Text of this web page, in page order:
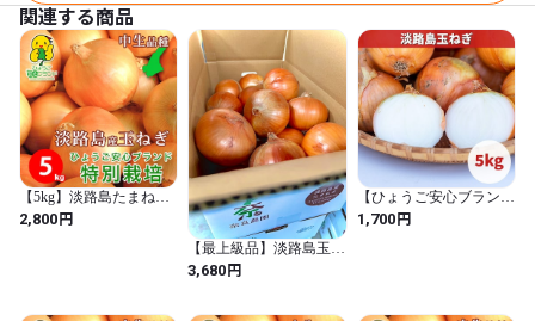
関連する商品
【5kg】淡路島たまねぎ
ひょうご安心ブランド
特別栽培 中生品種 晩生
2,800円
【最上級品】淡路島玉ね
ぎ（中生ターザン）10kg
サイズ色々 秀品
3,680円
【ひょうご安心ブランド
認定】淡路島産 玉ねぎ
5kg 産地直送｜加熱でと
1,700円